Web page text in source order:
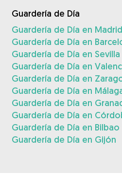
Guardería de Día
Guardería de Día en Madrid
Guardería de Día en
Guardería de Día en Sevilla
Guardería de Día en
Guardería de Día en
Guardería de Día en
Guardería de Día en
Guardería de Día en
Guardería de Día en Bilbao
Guardería de Día en Gijón